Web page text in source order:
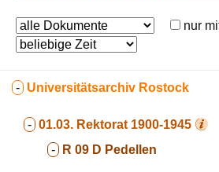
nur
- Universitätsarchiv Rostock
- 01.03. Rektorat 1900-1945
- R 09 D Pedellen